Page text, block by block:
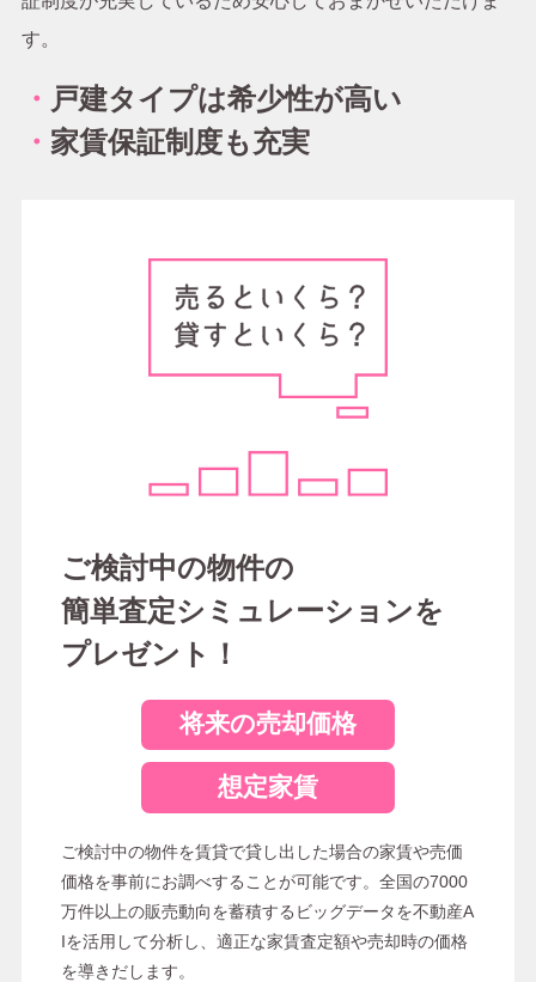
す。
・ 戸建タイプは希少性が高い
・ 家賃保証制度も充実
ご検討中の物件の
簡単査定シミュレーションを
プレゼント！
将来の売却価格
想定家賃
ご検討中の物件を賃貸で貸し出した場合の家賃や売価
価格を事前にお調べすることが可能です。全国の7000
万件以上の販売動向を蓄積するビッグデータを不動産A
Iを活用して分析し、適正な家賃査定額や売却時の価格
を導きだします。